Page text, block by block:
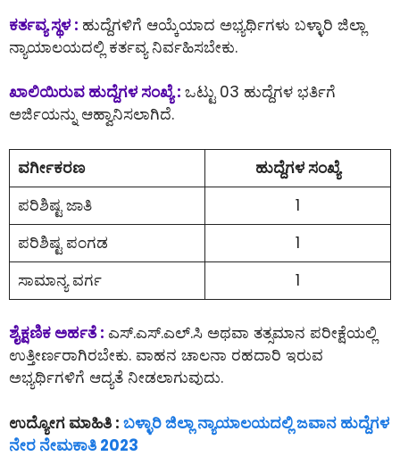
ಕರ್ತವ್ಯ ಸ್ಥಳ : ಹುದ್ದೆಗಳಿಗೆ ಆಯ್ಕೆಯಾದ ಅಭ್ಯರ್ಥಿಗಳು ಬಳ್ಳಾರಿ ಜಿಲ್ಲಾ
ನ್ಯಾಯಾಲಯದಲ್ಲಿ ಕರ್ತವ್ಯ ನಿರ್ವಹಿಸಬೇಕು.
ಖಾಲಿಯಿರುವ ಹುದ್ದೆಗಳ ಸಂಖ್ಯೆ : ಒಟ್ಟು 03 ಹುದ್ದೆಗಳ ಭರ್ತಿಗೆ
ಅರ್ಜಿಯನ್ನು ಆಹ್ವಾನಿಸಲಾಗಿದೆ.
ವರ್ಗೀಕರಣ
ಹುದ್ದೆಗಳ ಸಂಖ್ಯೆ
ಪರಿಶಿಷ್ಟ ಜಾತಿ
1
ಪರಿಶಿಷ್ಟ ಪಂಗಡ
1
ಸಾಮಾನ್ಯ ವರ್ಗ
1
ಶೈಕ್ಷಣಿಕ ಅರ್ಹತೆ : ಎಸ್.ಎಸ್.ಎಲ್.ಸಿ ಅಥವಾ ತತ್ಸಮಾನ ಪರೀಕ್ಷೆಯಲ್ಲಿ
ಉತ್ತೀರ್ಣರಾಗಿರಬೇಕು. ವಾಹನ ಚಾಲನಾ ರಹದಾರಿ ಇರುವ
ಅಭ್ಯರ್ಥಿಗಳಿಗೆ ಆದ್ಯತೆ ನೀಡಲಾಗುವುದು.
ಉದ್ಯೋಗ ಮಾಹಿತಿ : ಬಳ್ಳಾರಿ ಜಿಲ್ಲಾ ನ್ಯಾಯಾಲಯದಲ್ಲಿ ಜವಾನ ಹುದ್ದೆಗಳ
ನೇರ ನೇಮಕಾತಿ 2023